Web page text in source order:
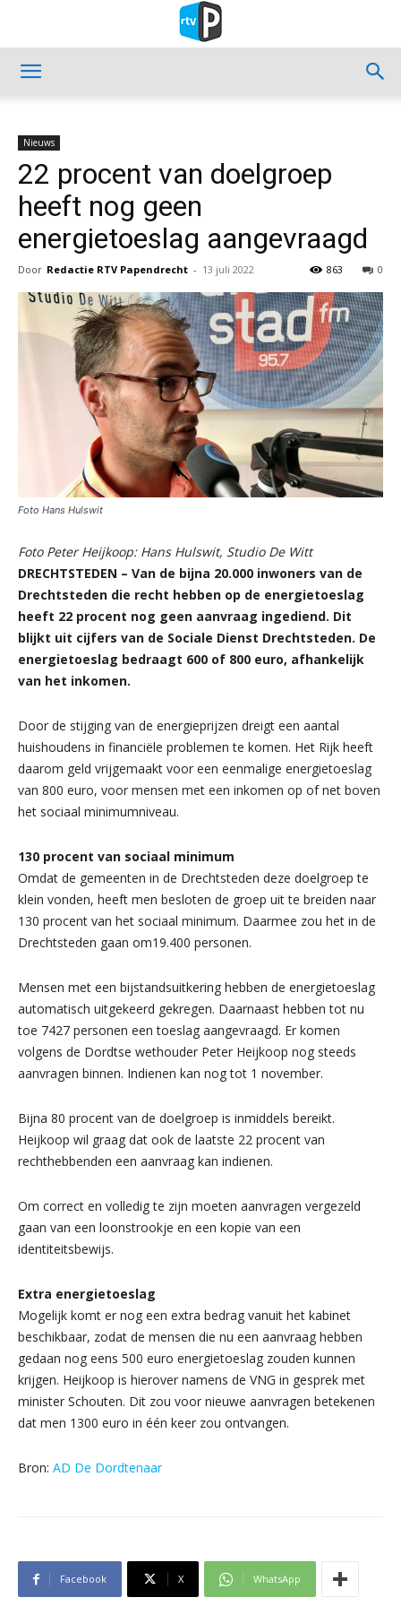
Nieuws
22 procent van doelgroep
heeft nog geen
energietoeslag aangevraagd
Door Redactie RTV Papendrecht - 13 juli 2022 0
863
Foto Hans Hulswit
Foto Peter Heijkoop: Hans Hulswit, Studio De Witt
DRECHTSTEDEN – Van de bijna 20.000 inwoners van de
Drechtsteden die recht hebben op de energietoeslag
heeft 22 procent nog geen aanvraag ingediend. Dit
blijkt uit cijfers van de Sociale Dienst Drechtsteden. De
energietoeslag bedraagt 600 of 800 euro, afhankelijk
van het inkomen.
Door de stijging van de energieprijzen dreigt een aantal
huishoudens in financiële problemen te komen. Het Rijk heeft
daarom geld vrijgemaakt voor een eenmalige energietoeslag
van 800 euro, voor mensen met een inkomen op of net boven
het sociaal minimumniveau.
130 procent van sociaal minimum
Omdat de gemeenten in de Drechtsteden deze doelgroep te
klein vonden, heeft men besloten de groep uit te breiden naar
130 procent van het sociaal minimum. Daarmee zou het in de
Drechtsteden gaan om19.400 personen.
Mensen met een bijstandsuitkering hebben de energietoeslag
automatisch uitgekeerd gekregen. Daarnaast hebben tot nu
toe 7427 personen een toeslag aangevraagd. Er komen
volgens de Dordtse wethouder Peter Heijkoop nog steeds
aanvragen binnen. Indienen kan nog tot 1 november.
Bijna 80 procent van de doelgroep is inmiddels bereikt.
Heijkoop wil graag dat ook de laatste 22 procent van
rechthebbenden een aanvraag kan indienen.
Om correct en volledig te zijn moeten aanvragen vergezeld
gaan van een loonstrookje en een kopie van een
identiteitsbewijs.
Extra energietoeslag
Mogelijk komt er nog een extra bedrag vanuit het kabinet
beschikbaar, zodat de mensen die nu een aanvraag hebben
gedaan nog eens 500 euro energietoeslag zouden kunnen
krijgen. Heijkoop is hierover namens de VNG in gesprek met
minister Schouten. Dit zou voor nieuwe aanvragen betekenen
dat men 1300 euro in één keer zou ontvangen.
Bron: AD De Dordtenaar
Facebook X WhatsApp